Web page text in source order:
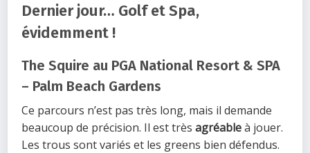
Dernier jour… Golf et Spa,
évidemment !
The Squire au PGA National Resort & SPA
– Palm Beach Gardens
Ce parcours n’est pas très long, mais il demande
beaucoup de précision. Il est trèsagréableà jouer.
Les trous sont variés et les greens bien défendus.